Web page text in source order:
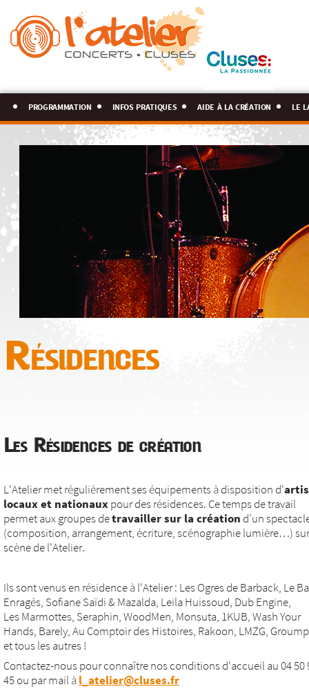
programmation infos pratiques aide à la création le
Résidences
Les Résidences de création
L'Atelier met régulièrement ses équipements à disposition d'
locaux et nationaux pour des résidences. Ce temps de travail
permet aux groupes detravailler sur la création d’un
(composition, arrangement, écriture, scénographie lumière…)
scène de l'Atelier.
Ils sont venus en résidence à l'Atelier : Les Ogres de Barback, Le
Enragés, Sofiane Saïdi & Mazalda, Leila Huissoud, Dub Engine,
Les Marmottes, Seraphin, WoodMen, Monsuta, 1KUB, Wash Your
Hands, Barely, Au Comptoir des Histoires, Rakoon, LMZG,
et tous les autres !
Contactez-nous pour connaître nos conditions d'accueil au 04 50
45 ou par mail à l_atelier@cluses.fr